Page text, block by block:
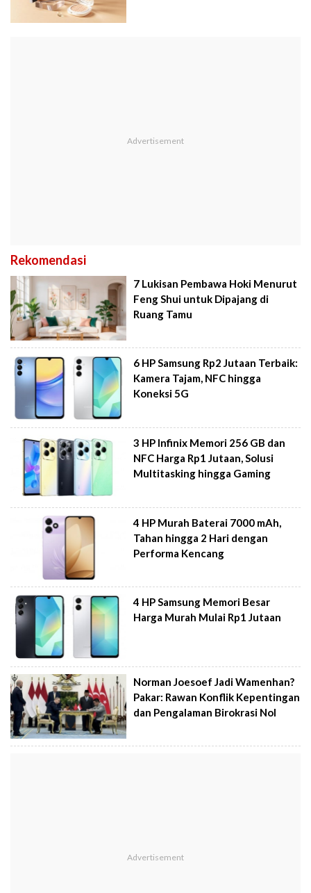
Rekomendasi
7 Lukisan Pembawa Hoki Menurut
Feng Shui untuk Dipajang di
Ruang Tamu
6 HP Samsung Rp2 Jutaan Terbaik:
Kamera Tajam, NFC hingga
Koneksi 5G
3 HP Infinix Memori 256 GB dan
NFC Harga Rp1 Jutaan, Solusi
Multitasking hingga Gaming
4 HP Murah Baterai 7000 mAh,
Tahan hingga 2 Hari dengan
Performa Kencang
4 HP Samsung Memori Besar
Harga Murah Mulai Rp1 Jutaan
Norman Joesoef Jadi Wamenhan?
Pakar: Rawan Konflik Kepentingan
dan Pengalaman Birokrasi Nol